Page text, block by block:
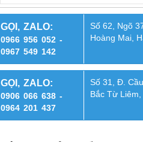
GỌI, ZALO:
0966 956 052 -
0967 549 142
Số 62, Ngõ
Hoàng Mai,
GỌI, ZALO:
0906 066 638 -
0964 201 437
Số 31, Đ.
Bắc Từ